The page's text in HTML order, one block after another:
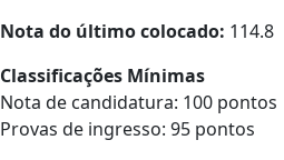
Nota do último colocado: 114.8
Classificações Mínimas
Nota de candidatura: 100 pontos
Provas de ingresso: 95 pontos